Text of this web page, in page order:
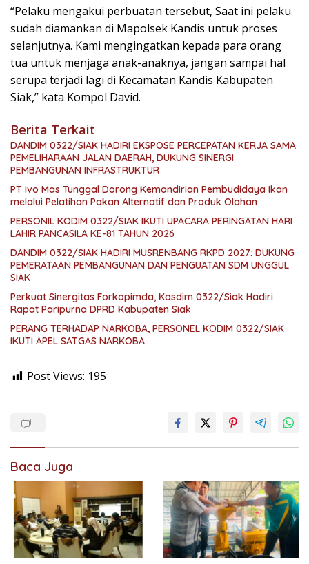
“Pelaku mengakui perbuatan tersebut, Saat ini pelaku
sudah diamankan di Mapolsek Kandis untuk proses
selanjutnya. Kami mengingatkan kepada para orang
tua untuk menjaga anak-anaknya, jangan sampai hal
serupa terjadi lagi di Kecamatan Kandis Kabupaten
Siak,” kata Kompol David.
Berita Terkait
DANDIM 0322/SIAK HADIRI EKSPOSE PERCEPATAN KERJA SAMA
PEMELIHARAAN JALAN DAERAH, DUKUNG SINERGI
PEMBANGUNAN INFRASTRUKTUR
PT Ivo Mas Tunggal Dorong Kemandirian Pembudidaya Ikan
melalui Pelatihan Pakan Alternatif dan Produk Olahan
PERSONIL KODIM 0322/SIAK IKUTI UPACARA PERINGATAN HARI
LAHIR PANCASILA KE-81 TAHUN 2026
DANDIM 0322/SIAK HADIRI MUSRENBANG RKPD 2027: DUKUNG
PEMERATAAN PEMBANGUNAN DAN PENGUATAN SDM UNGGUL
SIAK
Perkuat Sinergitas Forkopimda, Kasdim 0322/Siak Hadiri
Rapat Paripurna DPRD Kabupaten Siak
PERANG TERHADAP NARKOBA, PERSONEL KODIM 0322/SIAK
IKUTI APEL SATGAS NARKOBA
Post Views: 195
Baca Juga